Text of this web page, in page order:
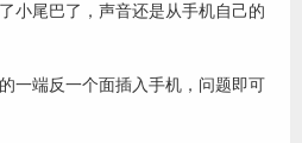
小尾巴了，声音还是从手机自己的
一端反一个面插入手机，问题即可